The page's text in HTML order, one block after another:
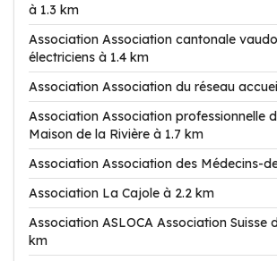
à 1.3 km
Association Association cantonale
électriciens à 1.4 km
Association Association du réseau
Association Association professionnelle
Maison de la Rivière à 1.7 km
Association Association des Médecins-
Association La Cajole à 2.2 km
Association ASLOCA Association Suisse
km